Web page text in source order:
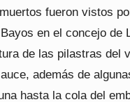
fueron vistos
en el concejo de
de las pilastras del
además de
hasta la cola del